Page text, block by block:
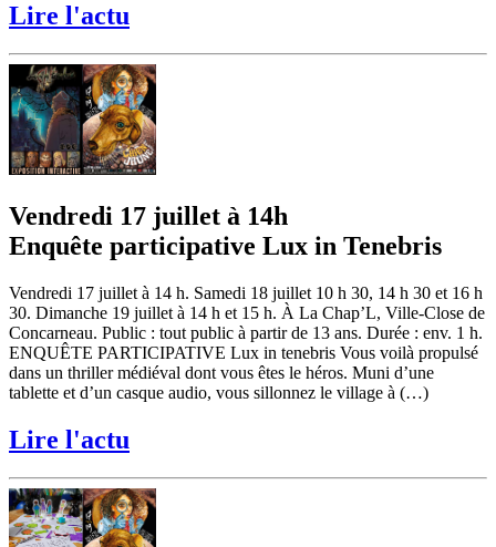
Lire l'actu
Vendredi 17 juillet à 14h
Enquête participative Lux in Tenebris
Vendredi 17 juillet à 14 h. Samedi 18 juillet 10 h 30, 14 h 30 et 16 h
30. Dimanche 19 juillet à 14 h et 15 h. À La Chap’L, Ville-Close de
Concarneau. Public : tout public à partir de 13 ans. Durée : env. 1 h.
ENQUÊTE PARTICIPATIVE Lux in tenebris Vous voilà propulsé
dans un thriller médiéval dont vous êtes le héros. Muni d’une
tablette et d’un casque audio, vous sillonnez le village à (…)
Lire l'actu